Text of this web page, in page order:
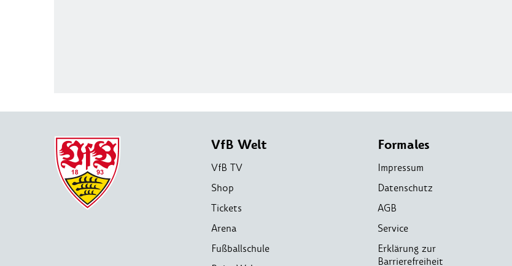
VfB Welt
VfB TV
Shop
Tickets
Arena
Fußballschule
Formales
Impressum
Datenschutz
AGB
Service
Erklärung zur
Barrierefreiheit